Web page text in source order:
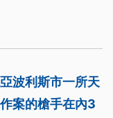
波利斯市一所天
案的槍手在內3